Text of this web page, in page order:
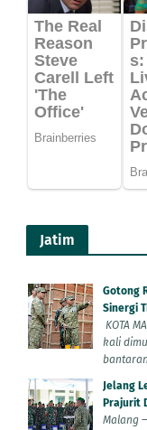
Jatim
Gotong
Sinergi
KOTA
kali
Jelang
Prajurit
Malang